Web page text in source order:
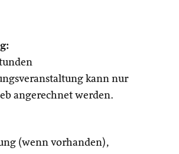
kann nur
angerechnet werden.
(wenn vorhanden),